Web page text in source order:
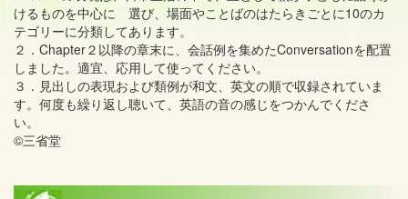
けるものを中心に 選び、場面やことばのはたらきごとに10のカ
テゴリーに分類してあります。
２．Chapter２以降の章末に、会話例を集めたConversationを配置
しました。適宜、応用して使ってください。
３．見出しの表現および類例が和文、英文の順で収録されていま
す。何度も繰り返し聴いて、英語の音の感じをつかんでくださ
い。
©三省堂